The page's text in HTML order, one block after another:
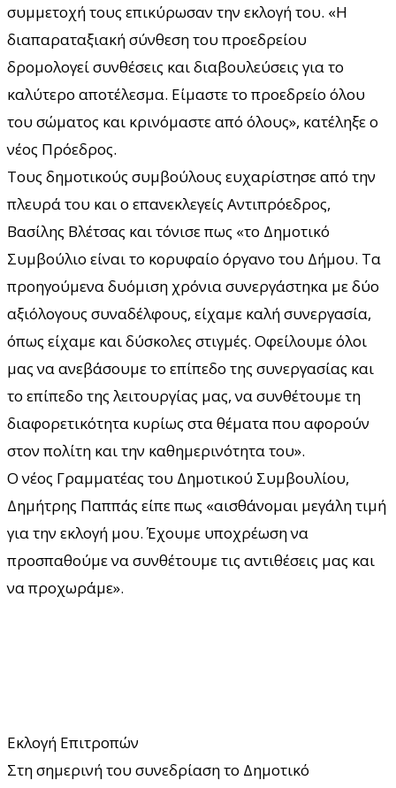
συμμετοχή τους επικύρωσαν την εκλογή του. «Η
διαπαραταξιακή σύνθεση του προεδρείου
δρομολογεί συνθέσεις και διαβουλεύσεις για το
καλύτερο αποτέλεσμα. Είμαστε το προεδρείο όλου
του σώματος και κρινόμαστε από όλους», κατέληξε ο
νέος Πρόεδρος.
Τους δημοτικούς συμβούλους ευχαρίστησε από την
πλευρά του και ο επανεκλεγείς Αντιπρόεδρος,
Βασίλης Βλέτσας και τόνισε πως «το Δημοτικό
Συμβούλιο είναι το κορυφαίο όργανο του Δήμου. Τα
προηγούμενα δυόμιση χρόνια συνεργάστηκα με δύο
αξιόλογους συναδέλφους, είχαμε καλή συνεργασία,
όπως είχαμε και δύσκολες στιγμές. Οφείλουμε όλοι
μας να ανεβάσουμε το επίπεδο της συνεργασίας και
το επίπεδο της λειτουργίας μας, να συνθέτουμε τη
διαφορετικότητα κυρίως στα θέματα που αφορούν
στον πολίτη και την καθημερινότητα του».
Ο νέος Γραμματέας του Δημοτικού Συμβουλίου,
Δημήτρης Παππάς είπε πως «αισθάνομαι μεγάλη τιμή
για την εκλογή μου. Έχουμε υποχρέωση να
προσπαθούμε να συνθέτουμε τις αντιθέσεις μας και
να προχωράμε».
Εκλογή Επιτροπών
Στη σημερινή του συνεδρίαση το Δημοτικό